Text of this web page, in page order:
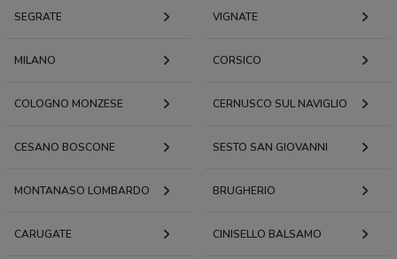
SEGRATE VIGNATE
MILANO CORSICO
COLOGNO MONZESE CERNUSCO SUL NAVIGLIO
CESANO BOSCONE SESTO SAN GIOVANNI
MONTANASO LOMBARDO BRUGHERIO
CARUGATE CINISELLO BALSAMO